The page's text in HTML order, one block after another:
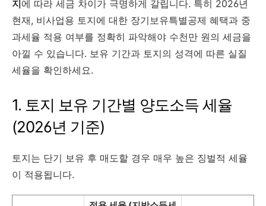
지에 따라 세금 차이가 극명하게 갈립니다. 특히 2026년
현재, 비사업용 토지에 대한 장기보유특별공제 혜택과 중
과세율 적용 여부를 정확히 파악해야 수천만 원의 세금을
아낄 수 있습니다. 보유 기간과 토지의 성격에 따른 실질
세율을 확인하세요.
1. 토지 보유 기간별 양도소득 세율
(2026년 기준)
토지는 단기 보유 후 매도할 경우 매우 높은 징벌적 세율
이 적용됩니다.